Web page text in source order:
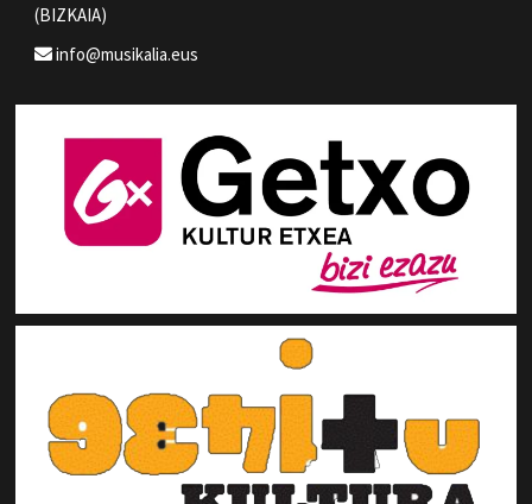
(BIZKAIA)
info@musikalia.eus